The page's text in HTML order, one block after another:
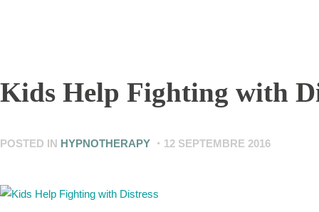
Kids Help Fighting with
POSTED IN HYPNOTHERAPY 12 SEPTEMBRE 2016